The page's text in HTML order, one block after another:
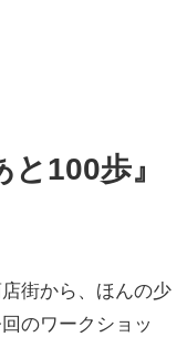
100歩』
街から、ほんの少
のワークショッ